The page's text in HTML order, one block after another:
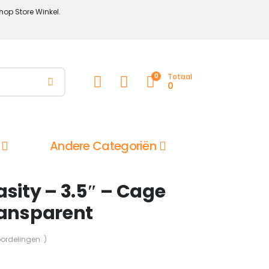
Store Winkel.
0 Totaal
0
Andere Categoriën
– 3.5″ – Cage
)